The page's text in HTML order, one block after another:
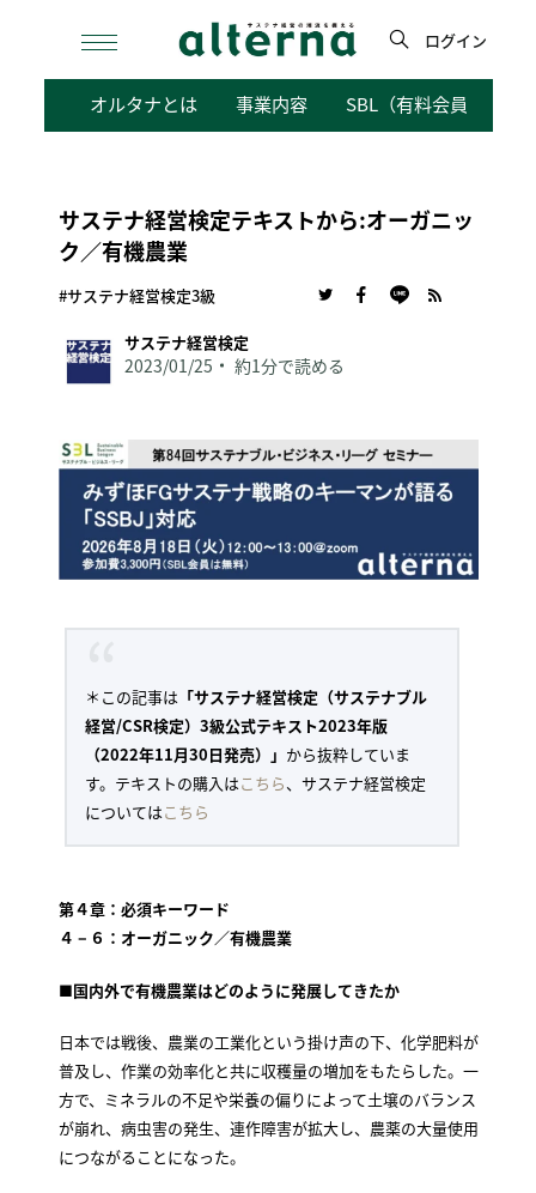
検
ログイン
オルタナとは 事業内容 SBL（有料会員向けサ
サステナ経営検定テキストから:オーガニッ
ク／有機農業
#サステナ経営検定3級
サステナ経営検定
2023/01/25 約1分で読める
＊この記事は「サステナ経営検定（サステナブル
経営/CSR検定）3級公式テキスト2023年版
（2022年11月30日発売）」 から抜粋していま
す。テキストの購入はこちら、サステナ経営検定
についてはこちら
第４章：必須キーワード
４－６：オーガニック／有機農業
■国内外で有機農業はどのように発展してきたか
日本では戦後、農業の工業化という掛け声の下、化学肥料が
普及し、作業の効率化と共に収穫量の増加をもたらした。一
方で、ミネラルの不足や栄養の偏りによって土壌のバランス
が崩れ、病虫害の発生、連作障害が拡大し、農薬の大量使用
につながることになった。